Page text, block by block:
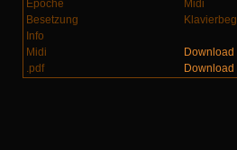
Epoche
Midi
Besetzung
Info
Midi
Download
.pdf
Download